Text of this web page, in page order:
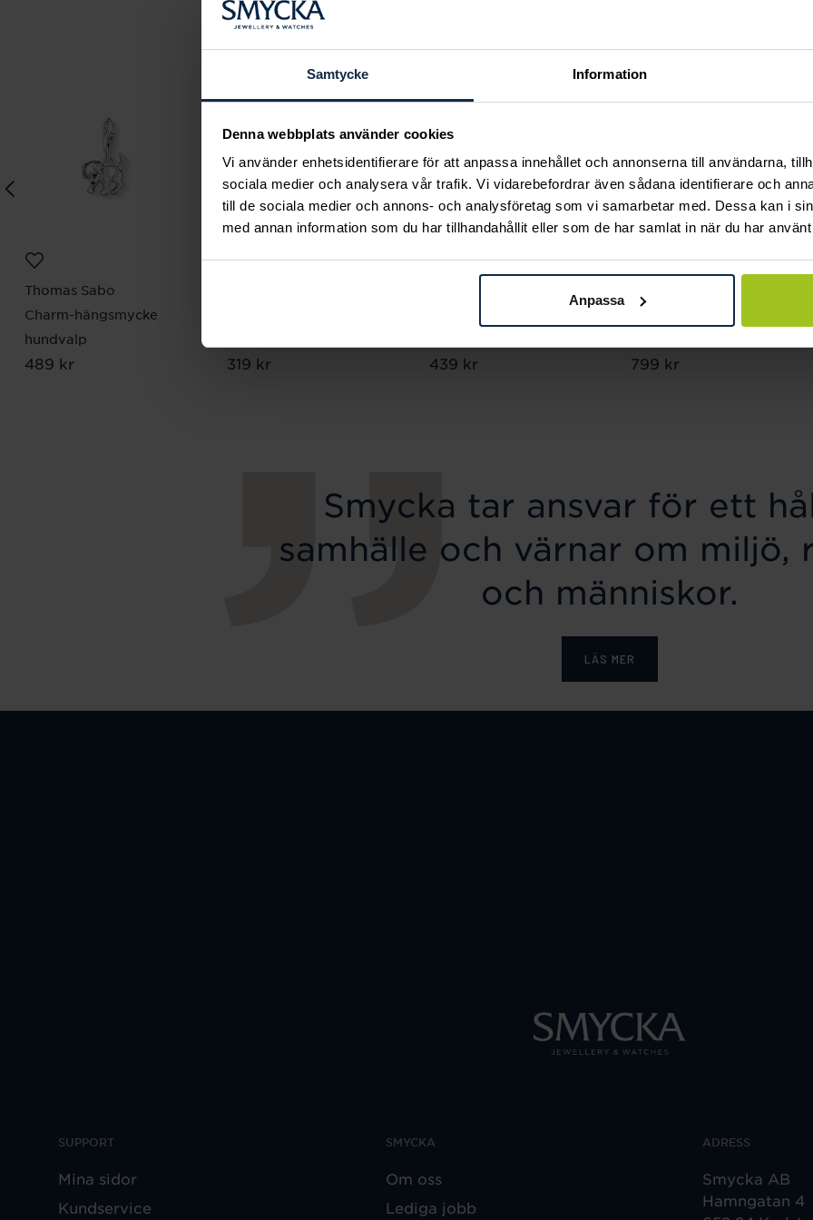
Samtycke Information
Denna webbplats använder cookies
Vi använder enhetsidentifierare för att anpassa innehållet och annonserna till användarna,
sociala medier och analysera vår trafik. Vi vidarebefordrar även sådana identifierare och
till de sociala medier och annons- och analysföretag som vi samarbetar med. Dessa kan i
med annan information som du har tillhandahållit eller som de har samlat in när du har
Anpassa
Thomas Sabo
Charm-hängsmycke
hundvalp
Pris:489 kr
489 kr Pris :319 kr
319 kr Pris:439 kr
439 kr Pris :799 kr
799 kr
Smycka tar ansvar för ett
samhälle och värnar om miljö,
och människor.
LÄS MER
SUPPORT
Mina sidor
Kundservice
SMYCKA
Om oss
Lediga jobb
ADRESS
Smycka AB
Hamngatan 4